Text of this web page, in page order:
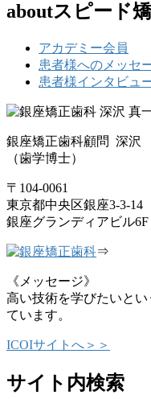
aboutスピード
アカデミー会員
患者様へのメッセ
患者様インタビュ
銀座矯正歯科顧問 深沢
（歯学博士）
〒104-0061
東京都中央区銀座3-3-14
銀座グランディアビル6F
⇒
《メッセージ》
高い技術を学びたいと
ています。
ICOIサイトへ＞＞
サイト内検索